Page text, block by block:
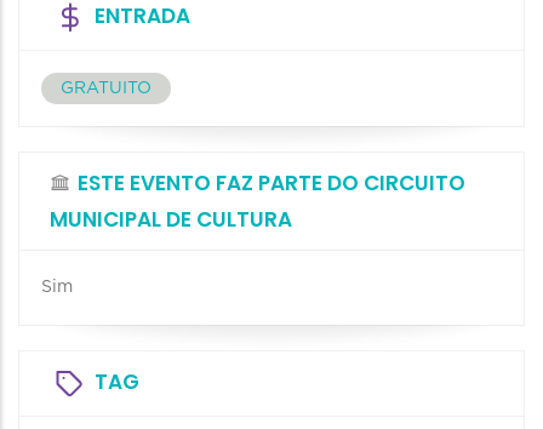
ENTRADA
GRATUITO
ESTE EVENTO FAZ PARTE DO CIRCUITO
MUNICIPAL DE CULTURA
Sim
TAG